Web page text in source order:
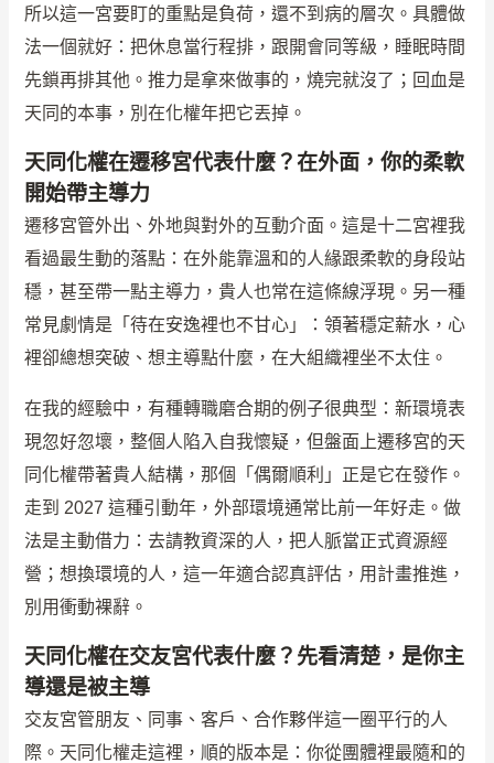
所以這一宮要盯的重點是負荷，還不到病的層次。具體做
法一個就好：把休息當行程排，跟開會同等級，睡眠時間
先鎖再排其他。推力是拿來做事的，燒完就沒了；回血是
天同的本事，別在化權年把它丟掉。
天同化權在遷移宮代表什麼？在外面，你的柔軟
開始帶主導力
遷移宮管外出、外地與對外的互動介面。這是十二宮裡我
看過最生動的落點：在外能靠溫和的人緣跟柔軟的身段站
穩，甚至帶一點主導力，貴人也常在這條線浮現。另一種
常見劇情是「待在安逸裡也不甘心」：領著穩定薪水，心
裡卻總想突破、想主導點什麼，在大組織裡坐不太住。
在我的經驗中，有種轉職磨合期的例子很典型：新環境表
現忽好忽壞，整個人陷入自我懷疑，但盤面上遷移宮的天
同化權帶著貴人結構，那個「偶爾順利」正是它在發作。
走到 2027 這種引動年，外部環境通常比前一年好走。做
法是主動借力：去請教資深的人，把人脈當正式資源經
營；想換環境的人，這一年適合認真評估，用計畫推進，
別用衝動裸辭。
天同化權在交友宮代表什麼？先看清楚，是你主
導還是被主導
交友宮管朋友、同事、客戶、合作夥伴這一圈平行的人
際。天同化權走這裡，順的版本是：你從團體裡最隨和的